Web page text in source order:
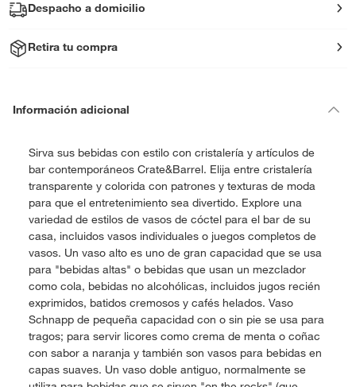
Despacho a domicilio
Retira tu compra
Información adicional
Sirva sus bebidas con estilo con cristalería y artículos de
bar contemporáneos Crate&Barrel. Elija entre cristalería
transparente y colorida con patrones y texturas de moda
para que el entretenimiento sea divertido. Explore una
variedad de estilos de vasos de cóctel para el bar de su
casa, incluidos vasos individuales o juegos completos de
vasos. Un vaso alto es uno de gran capacidad que se usa
para "bebidas altas" o bebidas que usan un mezclador
como cola, bebidas no alcohólicas, incluidos jugos recién
exprimidos, batidos cremosos y cafés helados. Vaso
Schnapp de pequeña capacidad con o sin pie se usa para
tragos; para servir licores como crema de menta o coñac
con sabor a naranja y también son vasos para bebidas en
capas suaves. Un vaso doble antiguo, normalmente se